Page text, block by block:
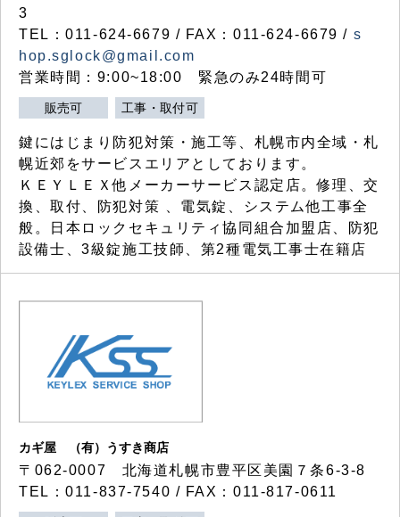
3
TEL：011-624-6679 / FAX：011-624-6679 / s
hop.sglock@gmail.com
営業時間：9:00~18:00 緊急のみ24時間可
販売可 工事・取付可
鍵にはじまり防犯対策・施工等、札幌市内全域・札
幌近郊をサービスエリアとしております。
ＫＥＹＬＥＸ他メーカーサービス認定店。修理、交
換、取付、防犯対策 、電気錠、システム他工事全
般。日本ロックセキュリティ協同組合加盟店、防犯
設備士、3級錠施工技師、第2種電気工事士在籍店
カギ屋 （有）うすき商店
〒062-0007 北海道札幌市豊平区美園７条6-3-8
TEL：011-837-7540 / FAX：011-817-0611